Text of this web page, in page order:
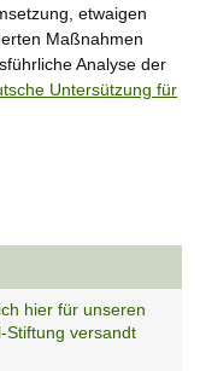
etwaigen
Maßnahmen
Analyse der
Untersützung für
hier für unseren
Stiftung versandt